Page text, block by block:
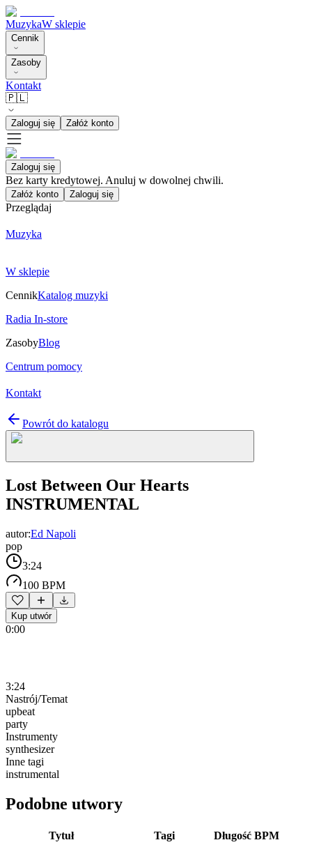
MuzykaW sklepie
Cennik
Zasoby
Kontakt
🇵🇱
Zaloguj się Załóż konto
Zaloguj się
Bez karty kredytowej. Anuluj w dowolnej chwili.
Załóż konto Zaloguj się
Przeglądaj
Muzyka
W sklepie
CennikKatalog muzyki
Radia In-store
ZasobyBlog
Centrum pomocy
Kontakt
Powrót do katalogu
Lost Between Our Hearts
INSTRUMENTAL
autor:Ed Napoli
pop
3:24
100 BPM
Kup utwór
0:00
3:24
Nastrój/Temat
upbeat
party
Instrumenty
synthesizer
Inne tagi
instrumental
Podobne utwory
Tytuł Tagi Długość BPM